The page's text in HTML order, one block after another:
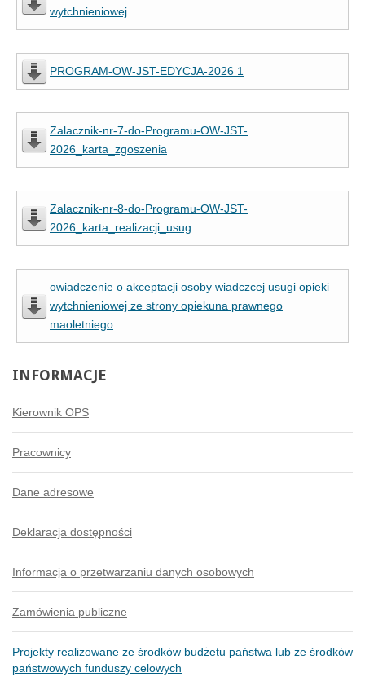
wytchnieniowej
PROGRAM-OW-JST-EDYCJA-2026 1
Zalacznik-nr-7-do-Programu-OW-JST-
2026_karta_zgoszenia
Zalacznik-nr-8-do-Programu-OW-JST-
2026_karta_realizacji_usug
owiadczenie o akceptacji osoby wiadczcej usugi opieki
wytchnieniowej ze strony opiekuna prawnego
maoletniego
INFORMACJE
Kierownik OPS
Pracownicy
Dane adresowe
Deklaracja dostępności
Informacja o przetwarzaniu danych osobowych
Zamówienia publiczne
Projekty realizowane ze środków budżetu państwa lub ze środków
państwowych funduszy celowych